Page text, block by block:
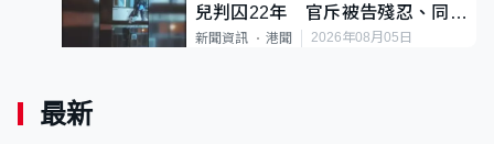
兒判囚22年 官斥被告殘忍、同類
案最惡劣
新聞資訊 港聞 2026年08月05日
最新